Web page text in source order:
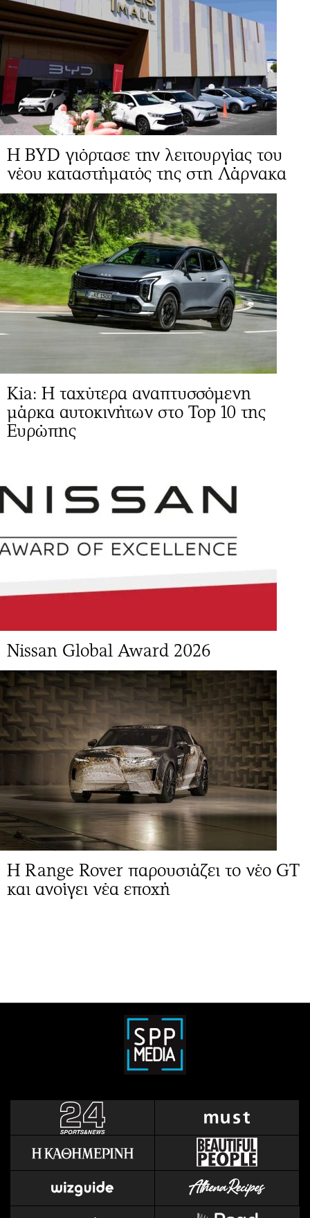
Η BYD γιόρτασε την λειτουργίας του
νέου καταστήματός της στη Λάρνακα
Kia: Η ταχύτερα αναπτυσσόμενη
μάρκα αυτοκινήτων στο Top 10 της
Ευρώπης
Νissan Global Award 2026
Η Range Rover παρουσιάζει το νέο GT
και ανοίγει νέα εποχή